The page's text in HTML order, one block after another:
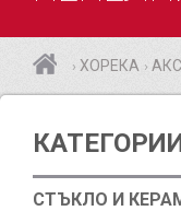
› ХОРЕКА ›
СТЪКЛО И